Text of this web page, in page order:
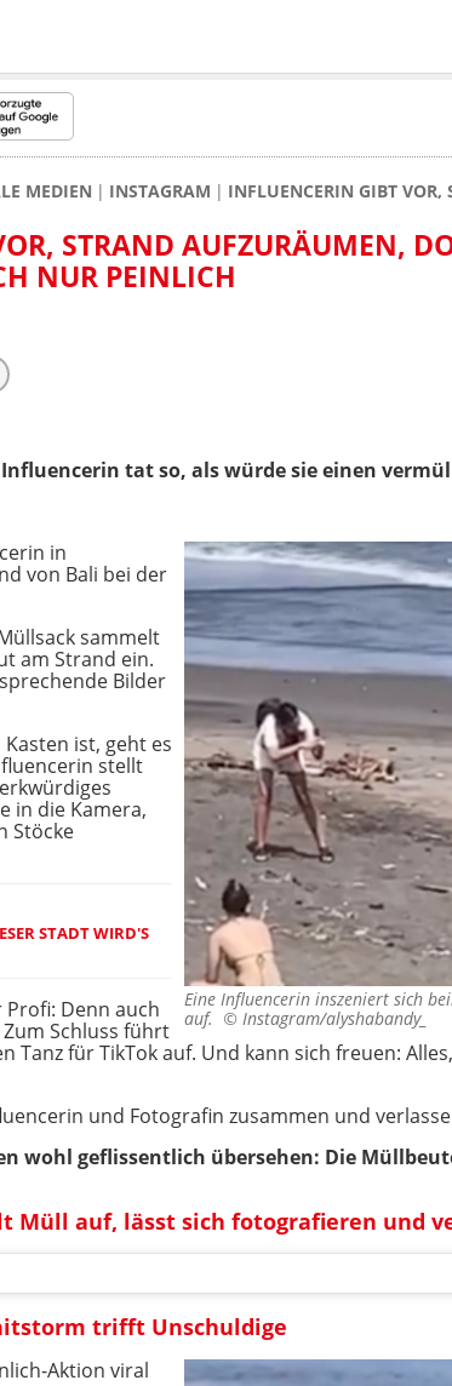
MEDIEN INSTAGRAM INFLUENCERIN GIBT VOR,
STRAND AUFZURÄUMEN,
NUR PEINLICH
tat so, als würde sie einen
Eine Influencerin inszeniert sich
auf. © Instagram/alyshabandy_
in
von Bali bei der
sammelt
am Strand ein.
Bilder
ist, geht es
stellt
in die Kamera,
Stöcke
STADT WIRD'S
Denn auch
Schluss führt
Tanz für TikTok auf. Und kann sich freuen:
und Fotografin zusammen und
wohl geflissentlich übersehen: Die
Müll auf, lässt sich fotografieren und
trifft Unschuldige
Aktion viral